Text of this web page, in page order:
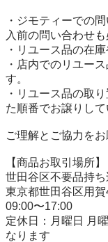
・ジモティーでの
入前の問い合わせも
・リユース品の在
・店内でのリユー
す。
・リユース品の取
た順番でお譲りして
ご理解とご協力をお
【商品お取引場所】
世田谷区不要品持ち
東京都世田谷区用賀
09:00〜17:00
定休日：月曜日 月
なります